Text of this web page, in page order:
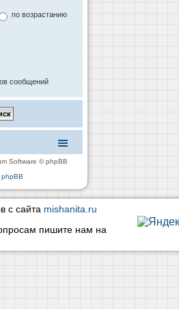
по возрастанию
сообщений
Software © phpBB
phpBB
с сайта mishanita.ru
пишите нам на